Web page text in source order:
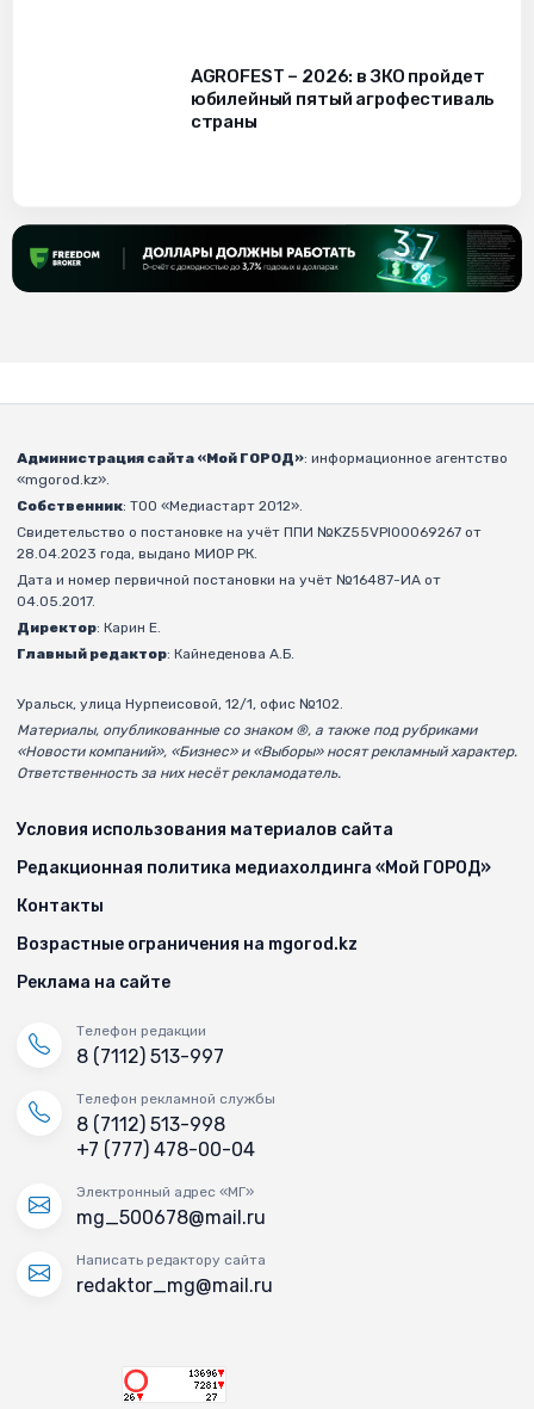
AGROFEST – 2026: в ЗКО пройдет
юбилейный пятый агрофестиваль
страны
Администрация сайта «Мой ГОРОД»: информационное агентство
«mgorod.kz».
Собственник: ТОО «Медиастарт 2012».
Свидетельство о постановке на учёт ППИ №KZ55VPI00069267 от
28.04.2023 года, выдано МИОР РК.
Дата и номер первичной постановки на учёт №16487-ИА от
04.05.2017.
Директор: Карин Е.
Главный редактор: Кайнеденова А.Б.
Уральск, улица Нурпеисовой, 12/1, офис №102.
Материалы, опубликованные со знаком ®, а также под рубриками
«Новости компаний», «Бизнес» и «Выборы» носят рекламный характер.
Ответственность за них несёт рекламодатель.
Условия использования материалов сайта
Редакционная политика медиахолдинга «Мой ГОРОД»
Контакты
Возрастные ограничения на mgorod.kz
Реклама на сайте
Телефон редакции
8 (7112) 513-997
Телефон рекламной службы
8 (7112) 513-998
+7 (777) 478-00-04
Электронный адрес «МГ»
mg_500678@mail.ru
Написать редактору сайта
redaktor_mg@mail.ru